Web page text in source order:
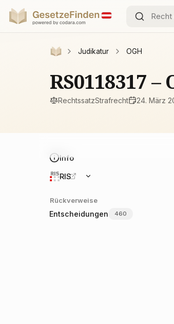
Judikatur OGH
RS0118317
RechtssatzStrafrecht 24. März
Info
RIS
Rückverweise
Entscheidungen 460